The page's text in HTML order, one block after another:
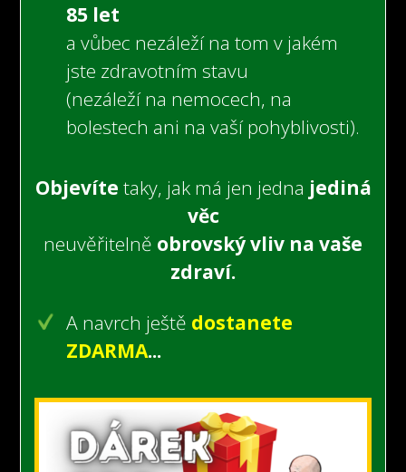
85 let
a vůbec nezáleží na tom v jakém
jste zdravotním stavu
(nezáleží na nemocech, na
bolestech ani na vaší pohyblivosti).
Objevíte taky, jak má jen jedna jediná
věc
neuvěřitelně obrovský vliv na vaše
zdraví.
A navrch ještě dostanete
ZDARMA...